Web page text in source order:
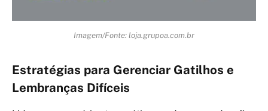
Imagem/Fonte: loja.grupoa.com.br
Estratégias para Gerenciar Gatilhos e
Lembranças Difíceis